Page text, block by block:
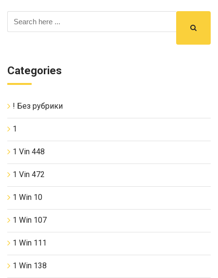
Categories
! Без рубрики
1
1 Vin 448
1 Vin 472
1 Win 10
1 Win 107
1 Win 111
1 Win 138